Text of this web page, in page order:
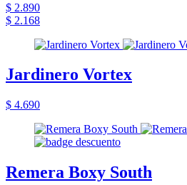
$ 2.890
$ 2.168
Jardinero Vortex
$ 4.690
Remera Boxy South